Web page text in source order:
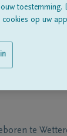
te
op uw